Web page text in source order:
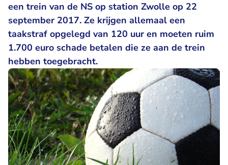
een trein van de NS op station Zwolle op 22
september 2017. Ze krijgen allemaal een
taakstraf opgelegd van 120 uur en moeten ruim
1.700 euro schade betalen die ze aan de trein
hebben toegebracht.